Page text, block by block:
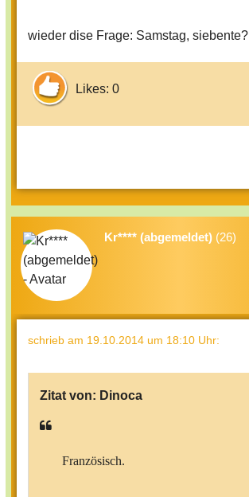
wieder dise Frage: Samstag, siebente?
Likes: 0
Kr**** (abgemeldet) (26)
schrieb am 19.10.2014 um 18:10 Uhr:
Zitat von: Dinoca
Französisch.